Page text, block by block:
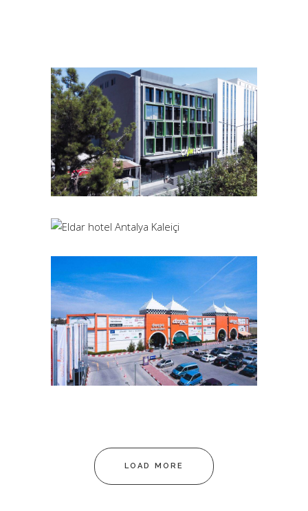
İç Mimari Turizm Danışmanlık
ÇAMLICA YAPI MARKET 2
Mimari İç Mimari Ticari Danışmanlık
Mimari İç Mimari
Turizm
Danışmanlık
DEEPO OUTLET
Mimari İç Mimari
Alışveriş Merkezi
Ticari
Danışmanlık
LOAD MORE